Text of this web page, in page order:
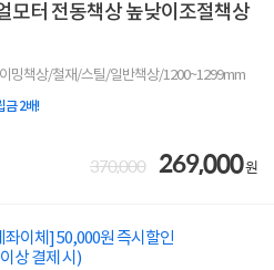
모터 전동책상 높낮이조절책상
밍책상/철재/스틸/일반책상/1200~1299mm
금 2배!
370,000 269,000원
좌이체] 50,000원 즉시할인
상 결제 시)